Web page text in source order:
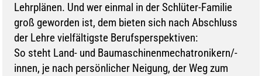
Lehrplänen. Und wer einmal in der Schlüter-Familie
groß geworden ist, dem bieten sich nach Abschluss
der Lehre vielfältigste Berufsperspektiven:
So steht Land- und Baumaschinenmechatronikern/-
innen, je nach persönlicher Neigung, der Weg zum